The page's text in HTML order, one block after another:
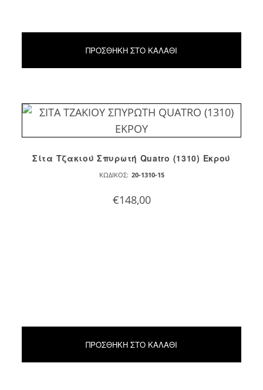
ΠΡΟΣΘΉΚΗ ΣΤΟ ΚΑΛΆΘΙ
Σίτα Τζακιού Σπυρωτή Quatro (1310) Εκρού
ΚΩΔΙΚΌΣ: 20-1310-15
€148,00
ΠΡΟΣΘΉΚΗ ΣΤΟ ΚΑΛΆΘΙ